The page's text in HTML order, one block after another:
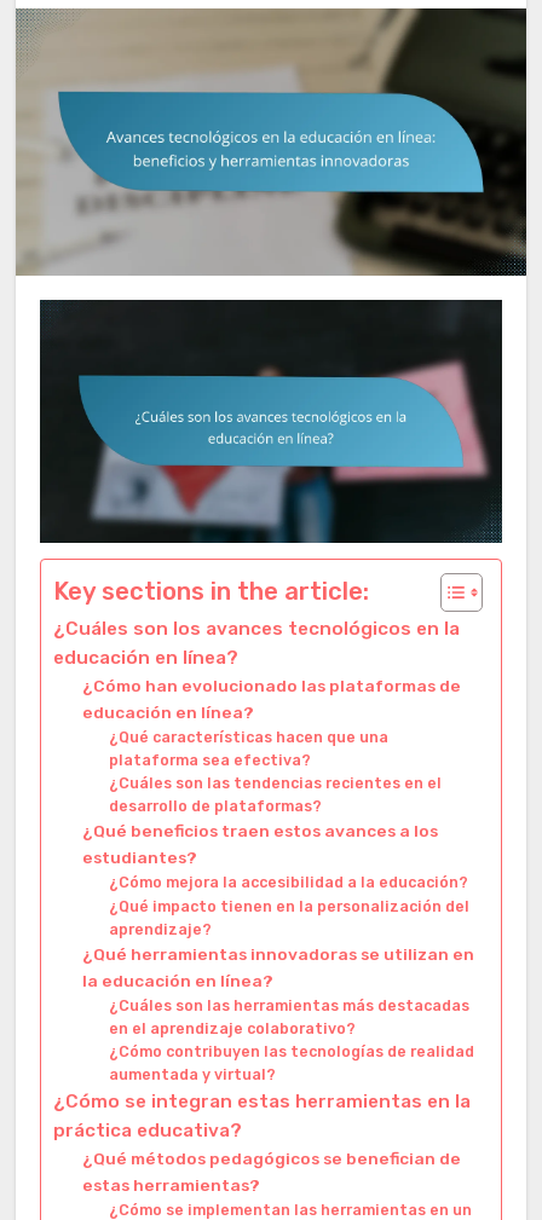
Key sections in the article:
¿Cuáles son los avances tecnológicos en la
educación en línea?
¿Cómo han evolucionado las plataformas de
educación en línea?
¿Qué características hacen que una
plataforma sea efectiva?
¿Cuáles son las tendencias recientes en el
desarrollo de plataformas?
¿Qué beneficios traen estos avances a los
estudiantes?
¿Cómo mejora la accesibilidad a la educación?
¿Qué impacto tienen en la personalización del
aprendizaje?
¿Qué herramientas innovadoras se utilizan en
la educación en línea?
¿Cuáles son las herramientas más destacadas
en el aprendizaje colaborativo?
¿Cómo contribuyen las tecnologías de realidad
aumentada y virtual?
¿Cómo se integran estas herramientas en la
práctica educativa?
¿Qué métodos pedagógicos se benefician de
estas herramientas?
¿Cómo se implementan las herramientas en un